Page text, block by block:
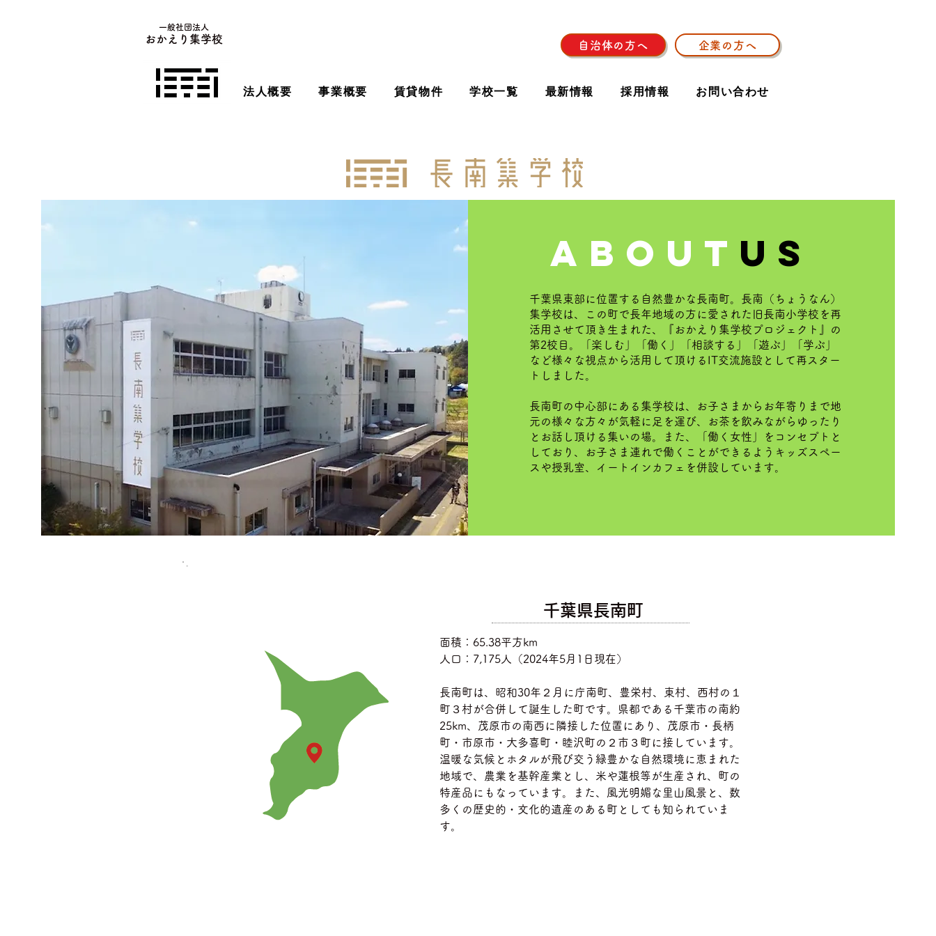
一般社団法人
おかえり集学校
自治体の方へ 企業の方へ
法人概要 事業概要 賃貸物件 学校一覧 最新情報 採用情報 お問い合わせ
about us
千葉県東部に位置する自然豊かな長南町。長南（ちょうなん）
集学校は、この町で長年地域の方に愛された旧長南小学校を再
活用させて頂き生まれた、『おかえり集学校プロジェクト』の
第2校目。「楽しむ」「働く」「相談する」「遊ぶ」「学ぶ」
など様々な視点から活用して頂けるIT交流施設として再スター
トしました。
長南町の中心部にある集学校は、お子さまからお年寄りまで地
元の様々な方々が気軽に足を運び、お茶を飲みながらゆったり
とお話し頂ける集いの場。また、「働く女性」をコンセプトと
しており、お子さま連れで働くことができるようキッズスペー
スや授乳室、イートインカフェを併設しています。
千葉県長南町
面積：65.38平方km
人口：7,175人（2024年5月1日現在）
長南町は、昭和30年２月に庁南町、豊栄村、東村、西村の１
町３村が合併して誕生した町です。県都である千葉市の南約
25km、茂原市の南西に隣接した位置にあり、茂原市・長柄
町・市原市・大多喜町・睦沢町の２市３町に接しています。
温暖な気候とホタルが飛び交う緑豊かな自然環境に恵まれた
地域で、農業を基幹産業とし、米や蓮根等が生産され、町の
特産品にもなっています。また、風光明媚な里山風景と、数
多くの歴史的・文化的遺産のある町としても知られていま
す。